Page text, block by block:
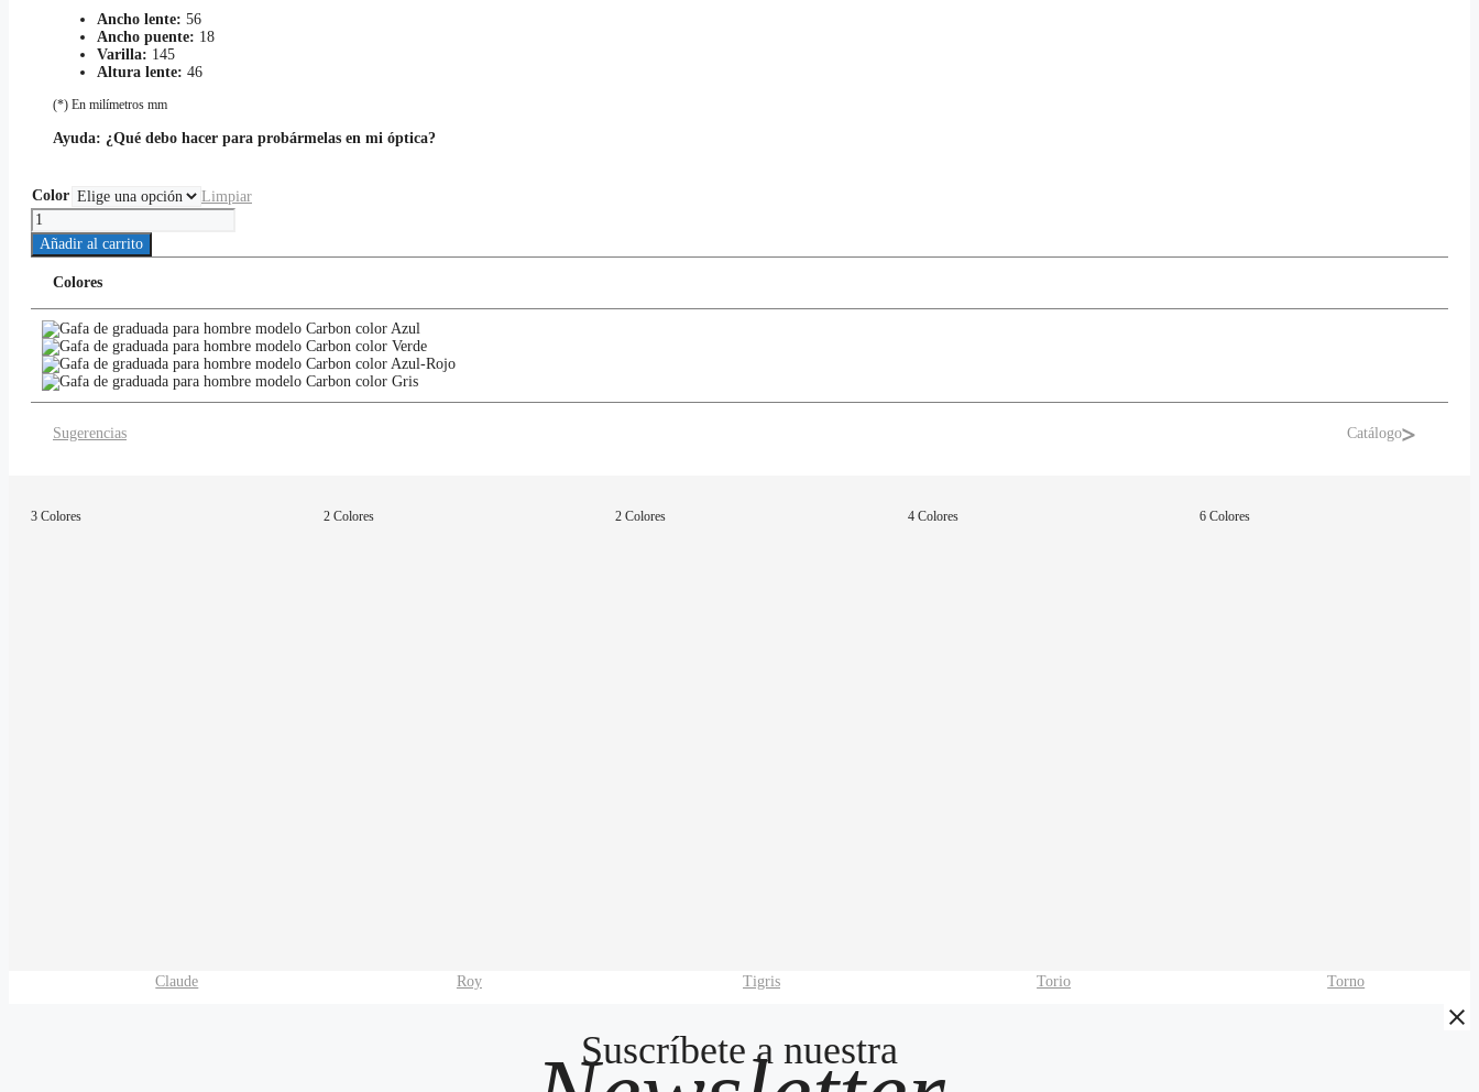
Ancho lente: 56
Ancho puente: 18
Varilla: 145
Altura lente: 46
(*) En milímetros mm
Ayuda: ¿Qué debo hacer para probármelas en mi óptica?
Color
Limpiar
Carbon
cantidad
Añadir al carrito
Colores
Sugerencias Catálogo
3 Colores
Claude
2 Colores
Roy
2 Colores
Tigris
4 Colores
Torio
6 Colores
Torno
Suscríbete a nuestra